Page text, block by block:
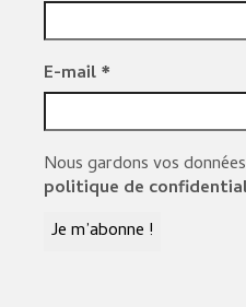
E-mail*
Nous gardons vos
politique de